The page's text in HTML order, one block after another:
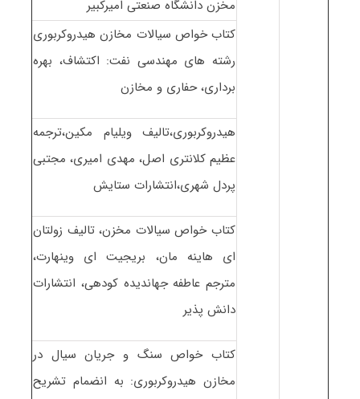
مخزن دانشگاه صنعتی امیرکبیر
کتاب خواص سیالات مخازن هیدروکربوری
رشته های مهندسی نفت: اکتشاف، بهره
برداری، حفاری و مخازن
هیدروکربوری،تالیف ویلیام مکین،ترجمه
عظیم کلانتری اصل، مهدی امیری، مجتبی
پردل شهری،انتشارات ستایش
کتاب خواص سیالات مخزن، تالیف زولتان
ای هاینه مان، بریجیت ای وینهارت،
مترجم عاطفه جهاندیده کودهی، انتشارات
دانش پذیر
کتاب خواص سنگ و جریان سیال در
مخازن هیدروکربوری: به انضمام تشریح